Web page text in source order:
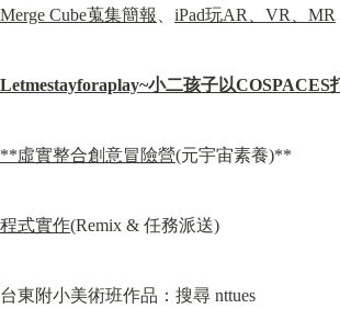
Merge Cube蒐集簡報 iPad玩AR、VR、MR
Letmestayforaplay~小二孩子以COSPACES
**虛實整合創意冒險營(元宇宙素養)**
程式實作(Remix & 任務派送)
台東附小美術班作品：搜尋 nttues